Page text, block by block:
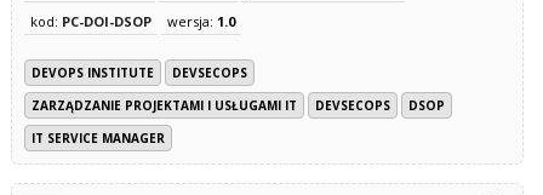
kod: PC-DOI-DSOP wersja: 1.0
DEVOPS INSTITUTE
DEVSECOPS
ZARZĄDZANIE PROJEKTAMI I USŁUGAMI IT
DEVSECOPS
DSOP
IT SERVICE MANAGER